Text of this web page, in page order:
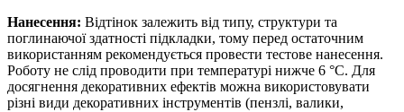
Нанесення: Відтінок залежить від типу, структури та
поглинаючої здатності підкладки, тому перед остаточним
використанням рекомендується провести тестове нанесення.
Роботу не слід проводити при температурі нижче 6 °С. Для
досягнення декоративних ефектів можна використовувати
різні види декоративних інструментів (пензлі, валики,